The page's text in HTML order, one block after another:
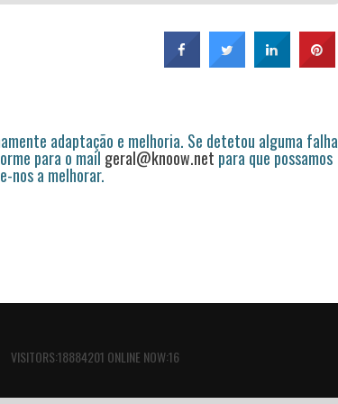
adaptação e melhoria. Se detetou alguma falha
para o mail geral@knoow.net para que possamos
nos a melhorar.
VISITORS:18884201 ONLINE NOW:16